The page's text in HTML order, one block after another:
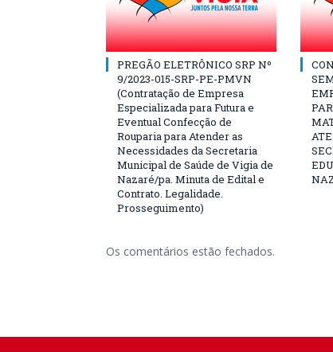
PREGÃO ELETRÔNICO SRP Nº
9/2023-015-SRP-PE-PMVN
(Contratação de Empresa
Especializada para Futura e
Eventual Confecção de
Rouparia para Atender as
Necessidades da Secretaria
Municipal de Saúde de Vigia de
Nazaré/pa. Minuta de Edital e
Contrato. Legalidade.
Prosseguimento)
Os comentários estão fechados.